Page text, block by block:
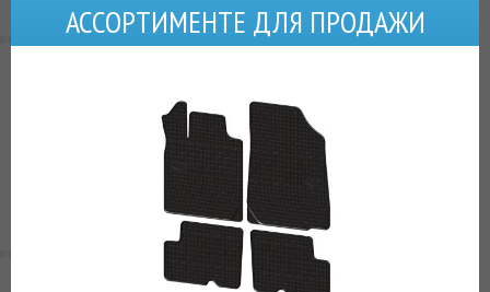
АССОРТИМЕНТЕ ДЛЯ ПРОДАЖИ